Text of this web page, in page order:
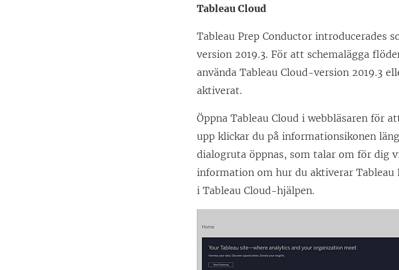
Tableau Cloud
Tableau Prep Conductor introducerades
version 2019.3. För att schemalägga
använda Tableau Cloud-version 2019.3
aktiverat.
ÖppnaTableau Cloud i webbläsaren för
upp klickar du på informationsikonen
dialogruta öppnas, som talar om för dig
information om hur du aktiverar
i Tableau Cloud-hjälpen.